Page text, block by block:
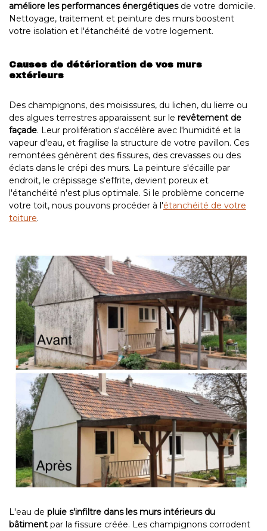
améliore les performances énergétiquesde votre domicile.
Nettoyage, traitement et peinture des murs boostent
votre isolation et l'étanchéité de votre logement.
Causes de détérioration de vos murs
extérieurs
Des champignons, des moisissures, du lichen, du lierre ou
des algues terrestres apparaissent sur le revêtement de
façade. Leur prolifération s'accélère avec l'humidité et la
vapeur d'eau, et fragilise la structure de votre pavillon. Ces
remontées génèrent des fissures, des crevasses ou des
éclats dans le crépi des murs. La peinture s'écaille par
endroit, le crépissage s'effrite, devient poreux et
l'étanchéité n'est plus optimale. Si le problème concerne
votre toit, nous pouvons procéder à l'étanchéité de votre
toiture.
L'eau de pluie s'infiltre dans les murs intérieurs du
bâtiment par la fissure créée. Les champignons corrodent